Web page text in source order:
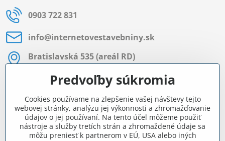
0903 722 831
info​@internetovestavebniny​.sk
Bratislavská 535 (areál RD)
Most pri Bratislave
Pon - Pia 8:00 - 11:30 a 12:15 - 15:30
Facebook
Predvoľby súkromia
Cookies používame na zlepšenie vašej návštevy tejto
webovej stránky, analýzu jej výkonnosti a zhromažďovanie
údajov o jej používaní. Na tento účel môžeme použiť
nástroje a služby tretích strán a zhromaždené údaje sa
môžu preniesť k partnerom v EÚ, USA alebo iných